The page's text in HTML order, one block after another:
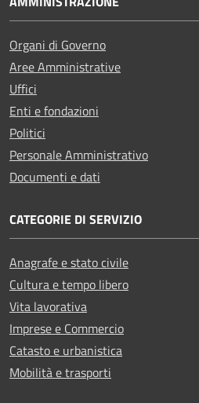
Organi di Governo
Aree Amministrative
Uffici
Enti e fondazioni
Politici
Personale Amministrativo
Documenti e dati
CATEGORIE DI SERVIZIO
Anagrafe e stato civile
Cultura e tempo libero
Vita lavorativa
Imprese e Commercio
Catasto e urbanistica
Mobilità e trasporti